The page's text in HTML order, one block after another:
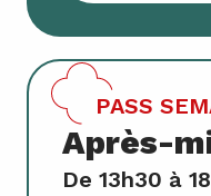
PASS
Après-
De 13h30 à